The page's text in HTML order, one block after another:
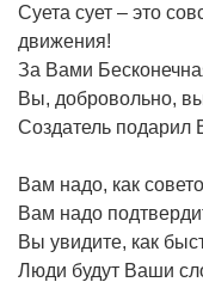
Суета сует – это
движения!
За Вами
Вы, добровольно,
Создатель подарил
Вам надо, как
Вам надо
Вы увидите, как
Люди будут Ваши